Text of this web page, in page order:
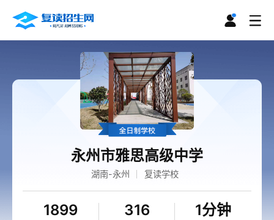
永州市雅思高级中学
湖南-永州 复读学校
1899 316 1分钟